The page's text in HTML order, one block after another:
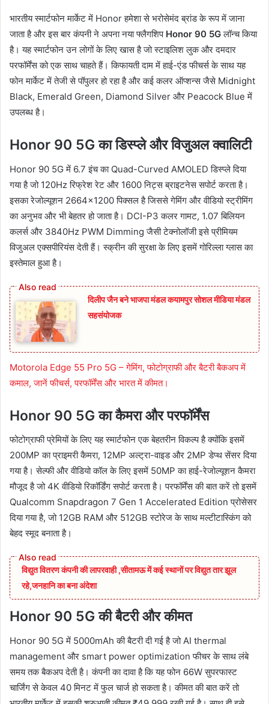
भारतीय स्मार्टफोन मार्केट में Honor हमेशा से भरोसेमंद ब्रांड के रूप में जाना
जाता है और इस बार कंपनी ने अपना नया फ्लैगशिप Honor 90 5Gलॉन्च किया
है। यह स्मार्टफोन उन लोगों के लिए खास है जो स्टाइलिश लुक और दमदार
परफॉर्मेंस को एक साथ चाहते हैं। किफायती दाम में हाई-एंड फीचर्स के साथ यह
फोन मार्केट में तेजी से पॉपुलर हो रहा है और कई कलर ऑप्शन्स जैसे Midnight
Black, Emerald Green, Diamond Silver और Peacock Blue में
उपलब्ध है।
Honor 90 5G का डिस्प्ले और विजुअल क्वालिटी
Honor 90 5G में 6.7 इंच का Quad-Curved AMOLED डिस्प्ले दिया
गया है जो 120Hz रिफ्रेश रेट और 1600 निट्स ब्राइटनेस सपोर्ट करता है।
इसका रेजोल्यूशन 2664×1200 पिक्सल है जिससे गेमिंग और वीडियो स्ट्रीमिंग
का अनुभव और भी बेहतर हो जाता है। DCI-P3 कलर गामट, 1.07 बिलियन
कलर्स और 3840Hz PWM Dimming जैसी टेक्नोलॉजी इसे प्रीमियम
विजुअल एक्सपीरियंस देती हैं। स्क्रीन की सुरक्षा के लिए इसमें गोरिल्ला ग्लास का
इस्तेमाल हुआ है।
दिलीप जैन बने भाजपा मंडल कयामपुर सोशल मीडिया मंडल
सहसंयोजक
Motorola Edge 55 Pro 5G – गेमिंग, फोटोग्राफी और बैटरी बैकअप में
कमाल, जानें फीचर्स, परफॉर्मेंस और भारत में कीमत।
Honor 90 5G का कैमरा और परफॉर्मेंस
फोटोग्राफी प्रेमियों के लिए यह स्मार्टफोन एक बेहतरीन विकल्प है क्योंकि इसमें
200MP का प्राइमरी कैमरा, 12MP अल्ट्रा-वाइड और 2MP डेप्थ सेंसर दिया
गया है। सेल्फी और वीडियो कॉल के लिए इसमें 50MP का हाई-रेजोल्यूशन कैमरा
मौजूद है जो 4K वीडियो रिकॉर्डिंग सपोर्ट करता है। परफॉर्मेंस की बात करें तो इसमें
Qualcomm Snapdragon 7 Gen 1 Accelerated Edition प्रोसेसर
दिया गया है, जो 12GB RAM और 512GB स्टोरेज के साथ मल्टीटास्किंग को
बेहद स्मूद बनाता है।
विद्युत वितरण कंपनी की लापरवाही ,सीतामऊ में कई स्थानों पर विद्युत तार झूल
रहे,जनहानि का बना अंदेशा
Honor 90 5G की बैटरी और कीमत
Honor 90 5G में 5000mAh की बैटरी दी गई है जो AI thermal
management और smart power optimization फीचर के साथ लंबे
समय तक बैकअप देती है। कंपनी का दावा है कि यह फोन 66W सुपरफास्ट
चार्जिंग से केवल 40 मिनट में फुल चार्ज हो सकता है। कीमत की बात करें तो